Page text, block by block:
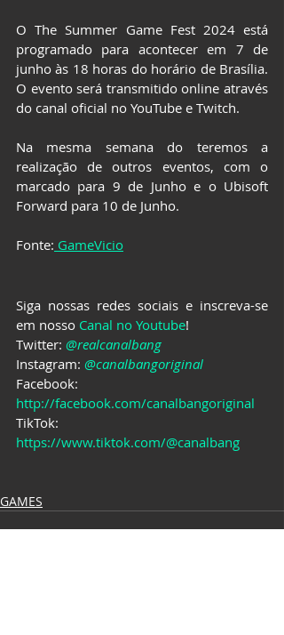
O The Summer Game Fest 2024 está
programado para acontecer em 7 de
junho às 18 horas do horário de Brasília.
O evento será transmitido online através
do canal oficial no YouTube e Twitch.
Na mesma semana do teremos a
realização de outros eventos, com o
marcado para 9 de Junho e o Ubisoft
Forward para 10 de Junho.
Fonte: GameVicio
Siga nossas redes sociais e inscreva-se
em nosso Canal no Youtube!
Twitter: @realcanalbang
Instagram: @canalbangoriginal
http://facebook.com/canalbangoriginal
https://www.tiktok.com/@canalbang
GAMES